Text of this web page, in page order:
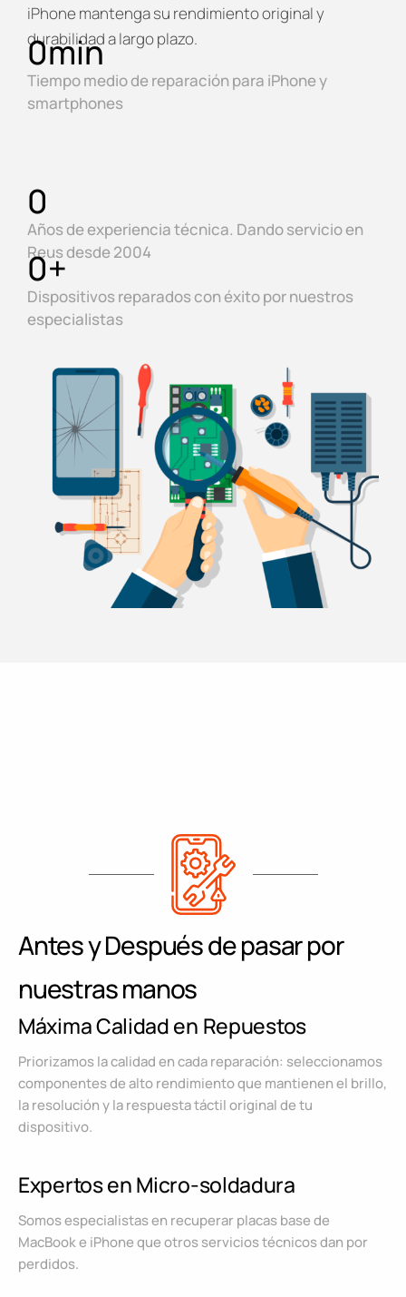
iPhone mantenga su rendimiento original y
durabilidad a largo plazo.
Tiempo medio de reparación para iPhone y
smartphones
0min
Años de experiencia técnica. Dando servicio en
Reus desde 2004
0
Dispositivos reparados con éxito por nuestros
especialistas
0+
Antes y Después de pasar por
nuestras manos
Máxima Calidad en Repuestos
Priorizamos la calidad en cada reparación: seleccionamos
componentes de alto rendimiento que mantienen el brillo,
la resolución y la respuesta táctil original de tu
dispositivo.
Expertos en Micro-soldadura
Somos especialistas en recuperar placas base de
MacBook e iPhone que otros servicios técnicos dan por
perdidos.